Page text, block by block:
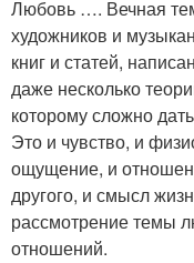
Любовь …. Вечная
художников и
книг и статей,
даже несколько
которому сложно
Это и чувство, и
ощущение, и
другого, и смысл
рассмотрение темы
отношений.